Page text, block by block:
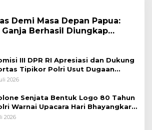
Demi Masa Depan Papua:
Berhasil Diungkap
III DPR RI Apresiasi dan Dukung
Tipikor Polri Usut Dugaan
Batu Bara
2026
Senjata Bentuk Logo 80 Tahun
Warnai Upacara Hari Bhayangkara
80
2026